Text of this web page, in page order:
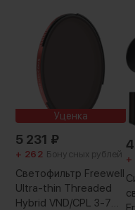
Уценка
5 231 ₽
+ 262 Бонусных рублей
Светофильтр Freewell
Ultra-thin Threaded
Hybrid VND/CPL 3-7
+